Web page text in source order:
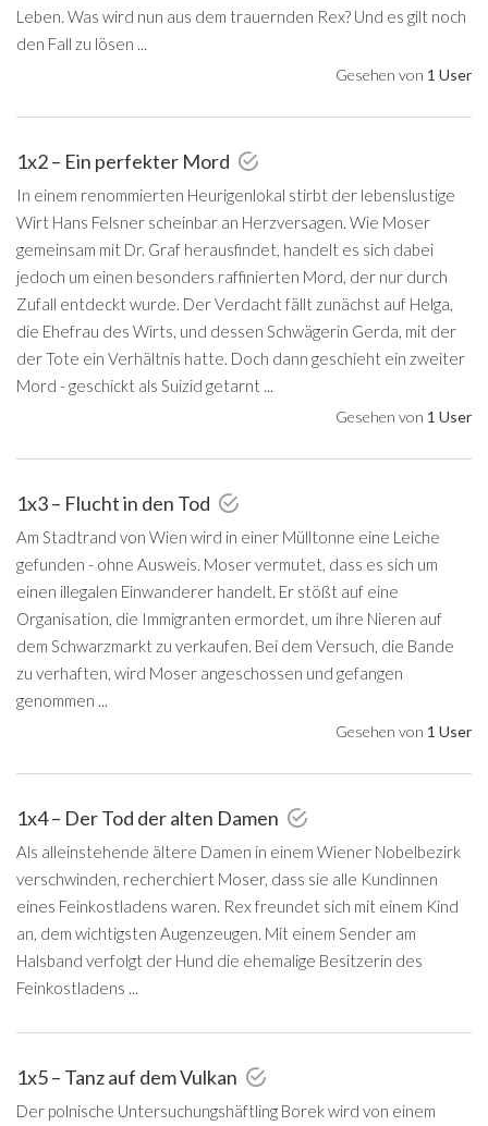
Leben. Was wird nun aus dem trauernden Rex? Und es gilt noch
den Fall zu lösen ...
Gesehen von 1 User
1x2 – Ein perfekter Mord
In einem renommierten Heurigenlokal stirbt der lebenslustige
Wirt Hans Felsner scheinbar an Herzversagen. Wie Moser
gemeinsam mit Dr. Graf herausfindet, handelt es sich dabei
jedoch um einen besonders raffinierten Mord, der nur durch
Zufall entdeckt wurde. Der Verdacht fällt zunächst auf Helga,
die Ehefrau des Wirts, und dessen Schwägerin Gerda, mit der
der Tote ein Verhältnis hatte. Doch dann geschieht ein zweiter
Mord - geschickt als Suizid getarnt ...
Gesehen von 1 User
1x3 – Flucht in den Tod
Am Stadtrand von Wien wird in einer Mülltonne eine Leiche
gefunden - ohne Ausweis. Moser vermutet, dass es sich um
einen illegalen Einwanderer handelt. Er stößt auf eine
Organisation, die Immigranten ermordet, um ihre Nieren auf
dem Schwarzmarkt zu verkaufen. Bei dem Versuch, die Bande
zu verhaften, wird Moser angeschossen und gefangen
genommen ...
Gesehen von 1 User
1x4 – Der Tod der alten Damen
Als alleinstehende ältere Damen in einem Wiener Nobelbezirk
verschwinden, recherchiert Moser, dass sie alle Kundinnen
eines Feinkostladens waren. Rex freundet sich mit einem Kind
an, dem wichtigsten Augenzeugen. Mit einem Sender am
Halsband verfolgt der Hund die ehemalige Besitzerin des
Feinkostladens ...
1x5 – Tanz auf dem Vulkan
Der polnische Untersuchungshäftling Borek wird von einem